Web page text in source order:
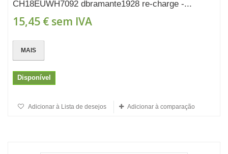
CH18EUWH7092 dbramante1928 re-charge -...
15,45 € sem IVA
MAIS
Disponível
Adicionar à Lista de desejos Adicionar à comparação